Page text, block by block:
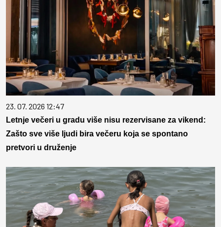
23. 07. 2026 12:47
Letnje večeri u gradu više nisu rezervisane za vikend:
Zašto sve više ljudi bira večeru koja se spontano
pretvori u druženje